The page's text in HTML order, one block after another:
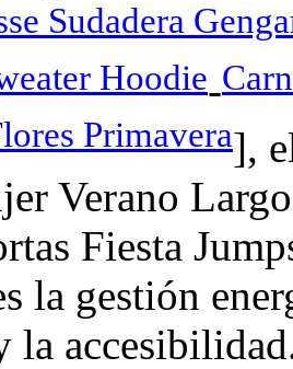
Sudadera
Hoodie-
Primavera],
Verano
Fiesta
la gestión
la